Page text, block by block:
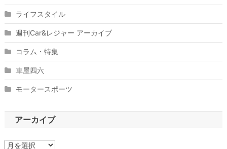
ライフスタイル
週刊Car&レジャー アーカイブ
コラム・特集
車屋四六
モータースポーツ
アーカイブ
ア